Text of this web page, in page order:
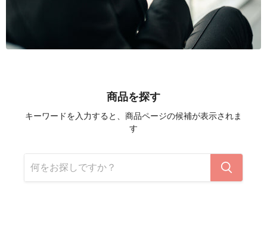
商品を探す
キーワードを入力すると、商品ページの候補が表示されま
す